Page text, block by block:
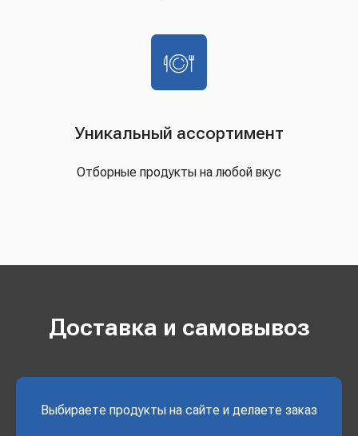
Уникальный ассортимент
Отборные продукты на любой вкус
Доставка и самовывоз
Выбираете продукты на сайте и делаете заказ